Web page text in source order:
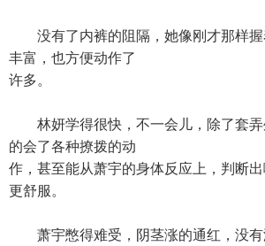
没有了内裤的阻隔，她像刚才那样握
丰富，也方便动作了
许多。
林妍学得很快，不一会儿，除了套弄
的会了各种撩拨的动
作，甚至能从萧宇的身体反应上，判断
更舒服。
萧宇憋得难受，阴茎涨的通红，没有